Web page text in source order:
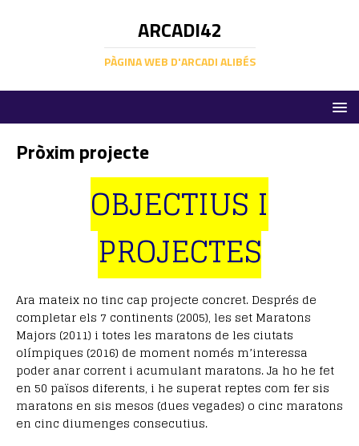
ARCADI42
PÀGINA WEB D'ARCADI ALIBÉS
Pròxim projecte
OBJECTIUS I
PROJECTES
Ara mateix no tinc cap projecte concret. Després de
completar els 7 continents (2005), les set Maratons
Majors (2011) i totes les maratons de les ciutats
olímpiques (2016) de moment només m’interessa
poder anar corrent i acumulant maratons. Ja ho he fet
en 50 països diferents, i he superat reptes com fer sis
maratons en sis mesos (dues vegades) o cinc maratons
en cinc diumenges consecutius.